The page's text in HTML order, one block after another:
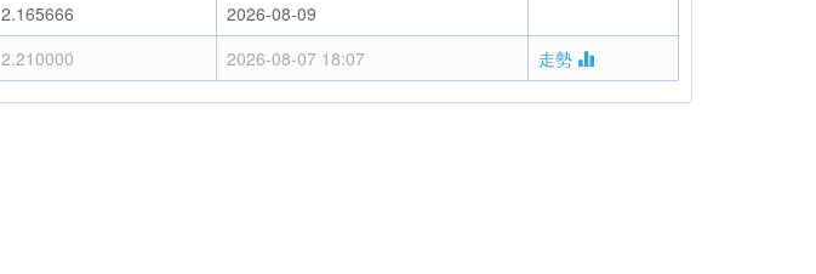
2.165666
2026-08-09
2.210000 2026-08-07 18:07 走勢